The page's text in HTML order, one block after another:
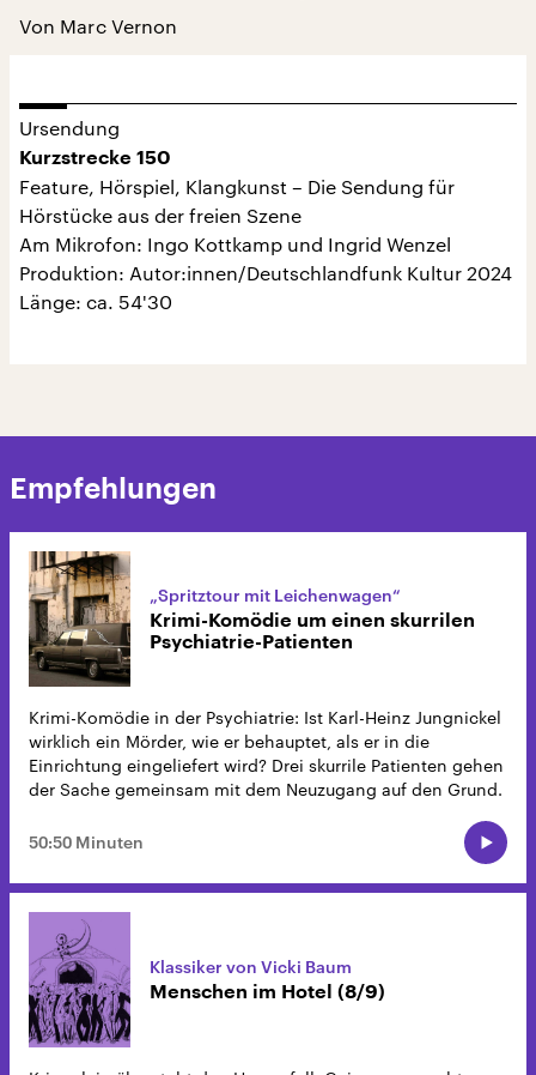
Von Marc Vernon
Ursendung
Kurzstrecke 150
Feature, Hörspiel, Klangkunst – Die Sendung für
Hörstücke aus der freien Szene
Am Mikrofon: Ingo Kottkamp und Ingrid Wenzel
Produktion: Autor:innen/Deutschlandfunk Kultur 2024
Länge: ca. 54'30
Empfehlungen
„Spritztour mit Leichenwagen“
Krimi-Komödie um einen skurrilen
Psychiatrie-Patienten
Krimi-Komödie in der Psychiatrie: Ist Karl-Heinz Jungnickel
wirklich ein Mörder, wie er behauptet, als er in die
Einrichtung eingeliefert wird? Drei skurrile Patienten gehen
der Sache gemeinsam mit dem Neuzugang auf den Grund.
50:50 Minuten
Klassiker von Vicki Baum
Menschen im Hotel (8/9)